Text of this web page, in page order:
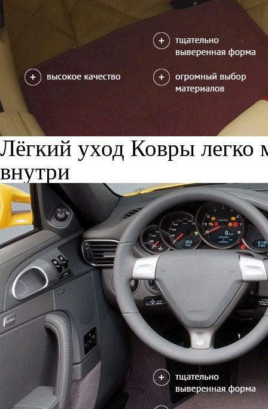
Лёгкий уход Ковры легко
внутри